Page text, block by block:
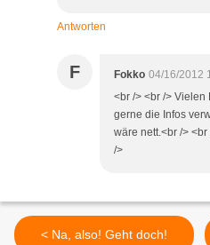
Antworten
F Fokko 04/16/2012
<br /> <br /> Vielen
gerne die Infos
wäre nett.<br />
/>
< Na, also! Geht doch!